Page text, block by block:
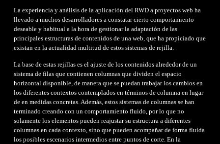
La experiencia y análisis de la aplicación del RWD a proyectos web ha
llevado a muchos desarrolladores a constatar cierto comportamiento
deseable y habitual a la hora de gestionar la adaptación de las
principales estructuras de contenidos de una web, que ha propiciado que
existan en la actualidad multitud de estos sistemas de rejilla.
La base de estas rejillas es el ajuste de los contenidos alrededor de un
sistema de filas que contienen columnas que dividen el espacio
horizontal disponible, de manera que se puedan trabajar los cambios en
los diferentes contextos contemplados en términos de columna en lugar
de en medidas concretas. Además, estos sistemas de columnas se han
terminado creando con un comportamiento fluido, por lo que no
solamente los elementos pueden reajustar su estructura a diferentes
columnas en cada contexto, sino que pueden acompañar de forma fluida
los posibles escenarios intermedios entre puntos de corte. En la